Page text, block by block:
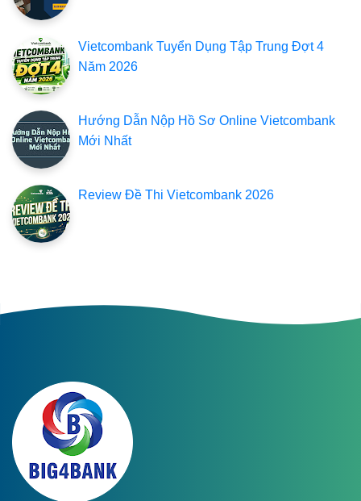
Vietcombank Tuyển Dụng Tập Trung Đợt 4
Năm 2026
Hướng Dẫn Nộp Hồ Sơ Online Vietcombank
Mới Nhất
Review Đề Thi Vietcombank 2026